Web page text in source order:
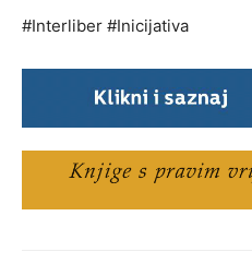
#Interliber #Inicijativa